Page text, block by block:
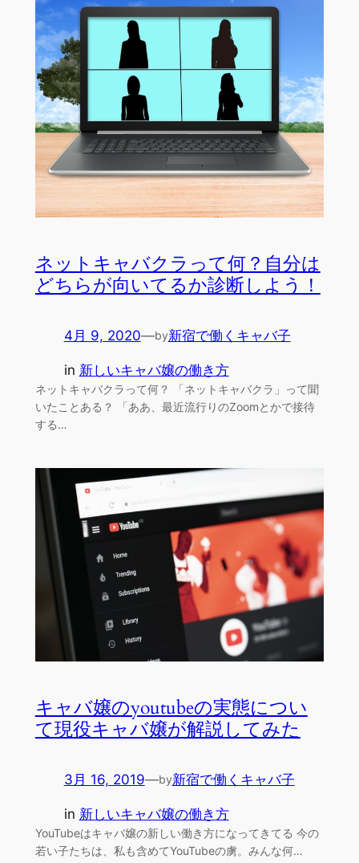
ネットキャバクラって何？自分は
どちらが向いてるか診断しよう！
4月 9, 2020—by新宿で働くキャバ子
in 新しいキャバ嬢の働き方
ネットキャバクラって何？ 「ネットキャバクラ」って聞
いたことある？ 「ああ、最近流行りのZoomとかで接待
する…
キャバ嬢のyoutubeの実態につい
て現役キャバ嬢が解説してみた
3月 16, 2019—by新宿で働くキャバ子
in 新しいキャバ嬢の働き方
YouTubeはキャバ嬢の新しい働き方になってきてる 今の
若い子たちは、私も含めてYouTubeの虜。みんな何…